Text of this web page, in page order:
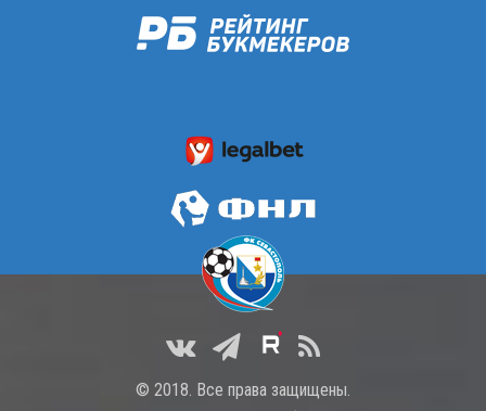
© 2018. Все права защищены.